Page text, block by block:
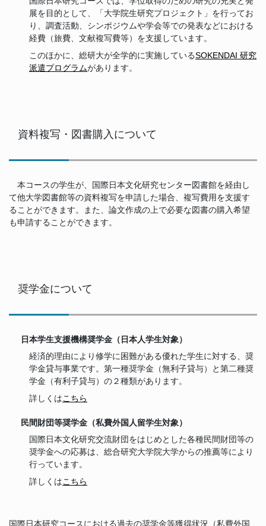
展を目的として、「大学院生研究プロジェクト」を行ってお
り、調査活動、シンポジウムや学会等での発表などにおける
経費（旅費、文献複写費等）を支援しています。
このほかに、総研大が全学的に実施しているSOKENDAI 研究
派遣プログラムがあります。
資料複写・図書購入について
本コースの学生が、国際日本文化研究センター図書館を経由し
て他大学図書館等の資料複写を申請した場合、複写費用を支援す
ることができます。また、論文作成の上で必要な図書の購入希望
も申請することができます。
奨学金について
日本学生支援機構奨学金（日本人学生対象）
経済的理由により修学に困難がある優れた学生に対する、奨
学金貸与事業です。第一種奨学金（無利子貸与）と第二種奨
学金（有利子貸与）の２種類があります。
詳しくはこちら
民間財団等奨学金（私費外国人留学生対象）
国際日本文化研究交流財団をはじめとした各種民間財団等の
奨学金への応募は、総合研究大学院大学からの推薦等により
行っています。
詳しくはこちら
国際日本研究コースにおける過去の奨学金等獲得状況（私費外国